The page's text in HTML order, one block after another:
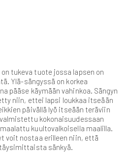
tukeva tuote jossa lapsen on
Ylä-sängyssä on korkea
pääse käymään vahinkoa. Sängyn
niin, ettei lapsi loukkaa itseään
päivällä lyö itseään teräviin
kokonaisuudessaan
kuultovalkoisella maalilla.
voit nostaa erilleen niin, että
sänkyä.